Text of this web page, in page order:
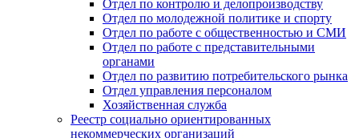
Отдел по контролю и делопроизводству
Отдел по молодежной политике и спорту
Отдел по работе с общественностью и СМИ
Отдел по работе с представительными
органами
Отдел по развитию потребительского рынка
Отдел управления персоналом
Хозяйственная служба
Реестр социально ориентированных
некоммерческих организаций